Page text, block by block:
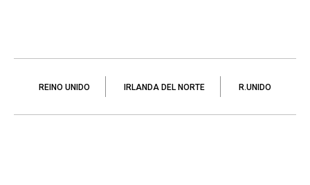
REINO UNIDO IRLANDA DEL NORTE R.UNIDO